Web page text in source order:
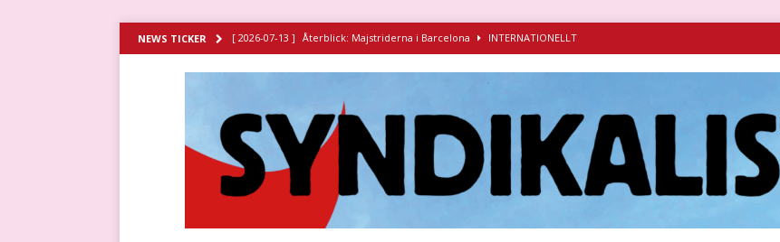
NEWS TICKER [ 2026-07-13 ] Återblick: Majstriderna i Barcelona INTERNATIONELLT
Strejken vid Stripa gruva 1925-1927 – föredrag för Syndikalistiska kamratföreningen
HISTORIA
[ 2026-06-23 ] Missa inte filmen om syndikalistisk kamp på SVT Play! MIGRANTARBETARE
[ 2026-07-15 ] Återblick: Revolutionens och inbördeskrigets Spanien INTERNATIONELLT